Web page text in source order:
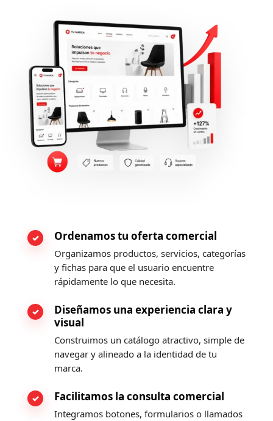
Ordenamos tu oferta comercial
Organizamos productos, servicios, categorías
y fichas para que el usuario encuentre
rápidamente lo que necesita.
Diseñamos una experiencia clara y
visual
Construimos un catálogo atractivo, simple de
navegar y alineado a la identidad de tu
marca.
Facilitamos la consulta comercial
Integramos botones, formularios o llamados